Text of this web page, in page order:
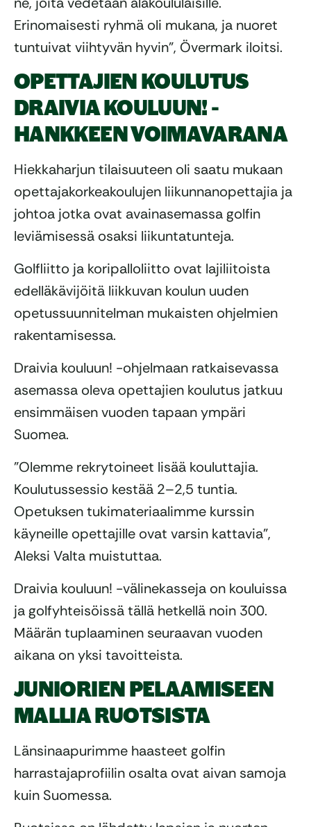
Erinomaisesti ryhmä oli mukana, ja nuoret
tuntuivat viihtyvän hyvin”, Övermark iloitsi.
OPETTAJIEN KOULUTUS
DRAIVIA KOULUUN! -
HANKKEEN VOIMAVARANA
Hiekkaharjun tilaisuuteen oli saatu mukaan
opettajakorkeakoulujen liikunnanopettajia ja
johtoa jotka ovat avainasemassa golfin
leviämisessä osaksi liikuntatunteja.
Golfliitto ja koripalloliitto ovat lajiliitoista
edelläkävijöitä liikkuvan koulun uuden
opetussuunnitelman mukaisten ohjelmien
rakentamisessa.
Draivia kouluun! -ohjelmaan ratkaisevassa
asemassa oleva opettajien koulutus jatkuu
ensimmäisen vuoden tapaan ympäri
Suomea.
”Olemme rekrytoineet lisää kouluttajia.
Koulutussessio kestää 2–2,5 tuntia.
Opetuksen tukimateriaalimme kurssin
käyneille opettajille ovat varsin kattavia”,
Aleksi Valta muistuttaa.
Draivia kouluun! -välinekasseja on kouluissa
ja golfyhteisöissä tällä hetkellä noin 300.
Määrän tuplaaminen seuraavan vuoden
aikana on yksi tavoitteista.
JUNIORIEN PELAAMISEEN
MALLIA RUOTSISTA
Länsinaapurimme haasteet golfin
harrastajaprofiilin osalta ovat aivan samoja
kuin Suomessa.